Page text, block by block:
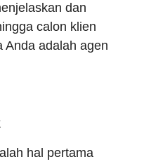
dan
calon klien
Anda adalah agen
hal pertama